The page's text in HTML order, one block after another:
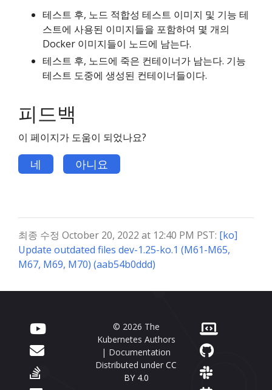
테스트 후, 노드 적합성 테스트 이미지 및 기능 테
스트에 사용된 이미지들을 포함하여 몇 개의
Docker 이미지들이 노드에 남는다.
테스트 후, 노드에 죽은 컨테이너가 남는다. 기능
테스트 도중에 생성된 컨테이너들이다.
피드백
이 페이지가 도움이 되었나요?
네 아니요
최종 수정 October 20, 2022 at 12:40 PM PST: [ko]
Update outdated files dev-1.25-ko.1 (M61-M65,
M67, M69, M70) (aab54b0ddd)
© 2026 The
Kubernetes Authors
| Documentation
Distributed under CC
BY 4.0